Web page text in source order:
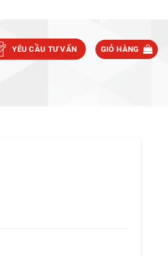
YÊU CẦU TƯ VẤN GIỎ HÀNG